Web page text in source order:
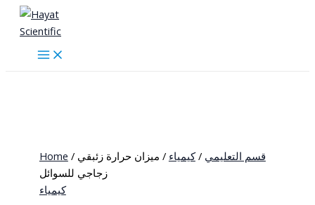
Skip
content
Home / قسم التعليمي /كيمياء / ميزان حرارة زئبقي
زجاجي للسوائل
كيمياء